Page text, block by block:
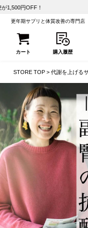
更年期サプリと体質改善の専門店
STORE TOP 代謝を上げる